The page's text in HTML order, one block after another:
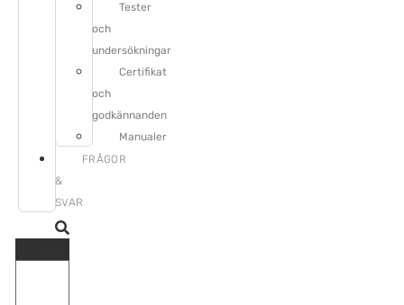
Tester
och
undersökningar
Certifikat
och
godkännanden
Manualer
FRÅGOR
&
SVAR